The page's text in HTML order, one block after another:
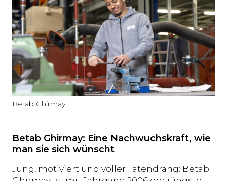
Betab Ghirmay
Betab Ghirmay: Eine Nachwuchskraft, wie
man sie sich wünscht
Jung, motiviert und voller Tatendrang: Betab